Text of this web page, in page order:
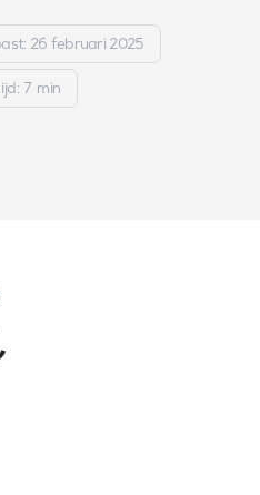
26 februari 2025
7 min